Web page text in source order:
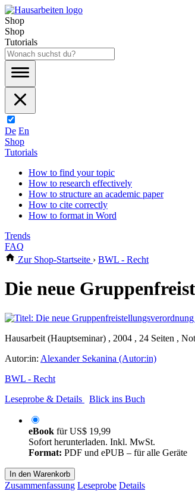
Shop
Shop
Tutorials
De En
Shop
Tutorials
How to find your topic
How to research effectively
How to structure an academic paper
How to cite correctly
How to format in Word
Trends
FAQ
Zur Shop-Startseite › BWL - Recht
Die neue
Hausarbeit (Hauptseminar) , 2004 , 24 Seiten ,
Autor:in: Alexander Sekanina (Autor:in)
BWL - Recht
Leseprobe & Details
Blick ins Buch
eBook fürUS$ 19,99
Sofort herunterladen. Inkl. MwSt.
Format: PDF und ePUB – für alle Geräte
In den Warenkorb
Zusammenfassung Leseprobe Details